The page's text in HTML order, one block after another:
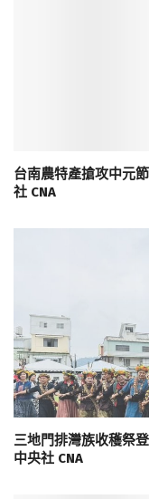
台南農特產搶攻中元
社 CNA
三地門排灣族收穫祭
中央社 CNA